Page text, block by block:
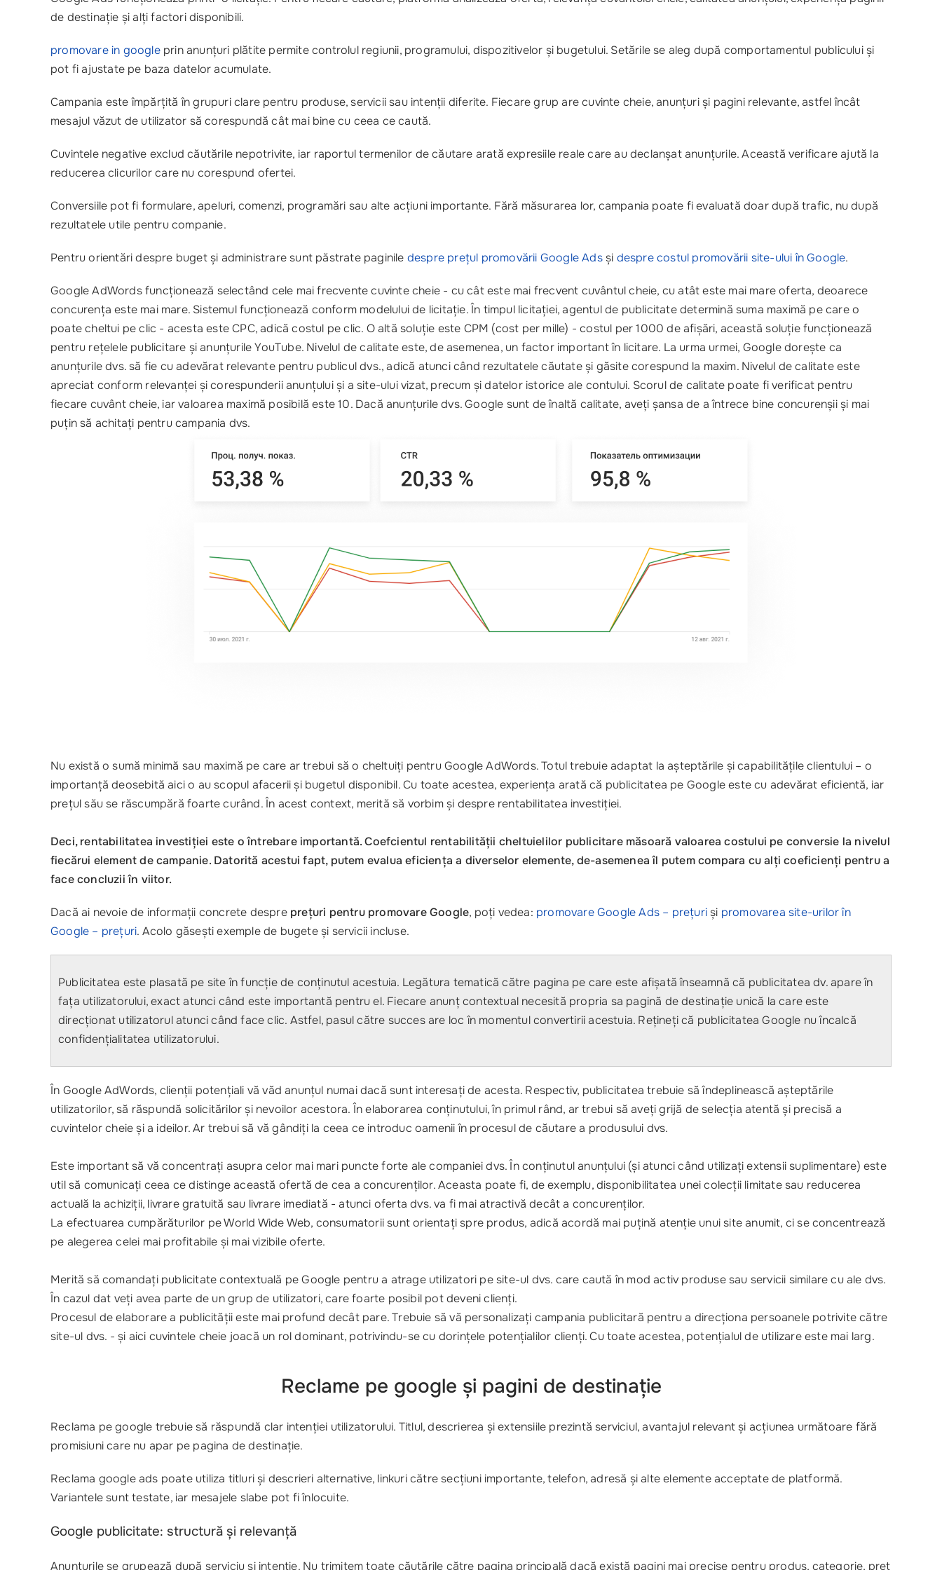
de destinație și alți factori disponibili.
promovare in googleprin anunțuri plătite permite controlul regiunii, programului, dispozitivelor și bugetului. Setările se aleg după comportamentul publicului și
pot fi ajustate pe baza datelor acumulate.
Campania este împărțită în grupuri clare pentru produse, servicii sau intenții diferite. Fiecare grup are cuvinte cheie, anunțuri și pagini relevante, astfel încât
mesajul văzut de utilizator să corespundă cât mai bine cu ceea ce caută.
Cuvintele negative exclud căutările nepotrivite, iar raportul termenilor de căutare arată expresiile reale care au declanșat anunțurile. Această verificare ajută la
reducerea clicurilor care nu corespund ofertei.
Conversiile pot fi formulare, apeluri, comenzi, programări sau alte acțiuni importante. Fără măsurarea lor, campania poate fi evaluată doar după trafic, nu după
rezultatele utile pentru companie.
Pentru orientări despre buget și administrare sunt păstrate paginile despre prețul promovării Google Adsși despre costul promovării site-ului în Google.
Google AdWords funcționează selectând cele mai frecvente cuvinte cheie - cu cât este mai frecvent cuvântul cheie, cu atât este mai mare oferta, deoarece
concurența este mai mare. Sistemul funcționează conform modelului de licitație. În timpul licitației, agentul de publicitate determină suma maximă pe care o
poate cheltui pe clic - acesta este CPC, adică costul pe clic. O altă soluție este CPM (cost per mille) - costul per 1000 de afișări, această soluție funcționează
pentru rețelele publicitare și anunțurile YouTube. Nivelul de calitate este, de asemenea, un factor important în licitare. La urma urmei, Google dorește ca
anunțurile dvs. să fie cu adevărat relevante pentru publicul dvs., adică atunci când rezultatele căutate și găsite corespund la maxim. Nivelul de calitate este
apreciat conform relevanței și corespunderii anunțului și a site-ului vizat, precum și datelor istorice ale contului. Scorul de calitate poate fi verificat pentru
fiecare cuvânt cheie, iar valoarea maximă posibilă este 10. Dacă anunțurile dvs. Google sunt de înaltă calitate, aveți șansa de a întrece bine concurenșii și mai
puțin să achitați pentru campania dvs.
Nu există o sumă minimă sau maximă pe care ar trebui să o cheltuiți pentru Google AdWords. Totul trebuie adaptat la așteptările și capabilitățile clientului – o
importanță deosebită aici o au scopul afacerii și bugetul disponibil. Cu toate acestea, experiența arată că publicitatea pe Google este cu adevărat eficientă, iar
prețul său se răscumpără foarte curând. În acest context, merită să vorbim și despre rentabilitatea investiției.
Deci, rentabilitatea investiției este o întrebare importantă. Coefcientul rentabilității cheltuielilor publicitare măsoară valoarea costului pe conversie la nivelul
fiecărui element de campanie. Datorită acestui fapt, putem evalua eficiența a diverselor elemente, de-asemenea îl putem compara cu alți coeficienți pentru a
face concluzii în viitor.
Dacă ai nevoie de informații concrete despre prețuri pentru promovare Google, poți vedea: promovare Google Ads – prețuriși promovarea site-urilor în
Google – prețuri. Acolo găsești exemple de bugete și servicii incluse.
Publicitatea este plasată pe site în funcție de conținutul acestuia. Legătura tematică către pagina pe care este afișată înseamnă că publicitatea dv. apare în
fața utilizatorului, exact atunci când este importantă pentru el. Fiecare anunț contextual necesită propria sa pagină de destinație unică la care este
direcționat utilizatorul atunci când face clic. Astfel, pasul către succes are loc în momentul convertirii acestuia. Rețineți că publicitatea Google nu încalcă
confidențialitatea utilizatorului.
În Google AdWords, clienții potențiali vă văd anunțul numai dacă sunt interesați de acesta. Respectiv, publicitatea trebuie să îndeplinească așteptările
utilizatorilor, să răspundă solicitărilor și nevoilor acestora. În elaborarea conținutului, în primul rând, ar trebui să aveți grijă de selecția atentă și precisă a
cuvintelor cheie și a ideilor. Ar trebui să vă gândiți la ceea ce introduc oamenii în procesul de căutare a produsului dvs.
Este important să vă concentrați asupra celor mai mari puncte forte ale companiei dvs. În conținutul anunțului (și atunci când utilizați extensii suplimentare) este
util să comunicați ceea ce distinge această ofertă de cea a concurenților. Aceasta poate fi, de exemplu, disponibilitatea unei colecții limitate sau reducerea
actuală la achiziții, livrare gratuită sau livrare imediată - atunci oferta dvs. va fi mai atractivă decât a concurenților.
La efectuarea cumpărăturilor pe World Wide Web, consumatorii sunt orientați spre produs, adică acordă mai puțină atenție unui site anumit, ci se concentrează
pe alegerea celei mai profitabile și mai vizibile oferte.
Merită să comandați publicitate contextuală pe Google pentru a atrage utilizatori pe site-ul dvs. care caută în mod activ produse sau servicii similare cu ale dvs.
În cazul dat veți avea parte de un grup de utilizatori, care foarte posibil pot deveni clienți.
Procesul de elaborare a publicității este mai profund decât pare. Trebuie să vă personalizați campania publicitară pentru a direcționa persoanele potrivite către
site-ul dvs. - și aici cuvintele cheie joacă un rol dominant, potrivindu-se cu dorințele potențialilor clienți. Cu toate acestea, potențialul de utilizare este mai larg.
Reclame pe google și pagini de destinație
Reclama pe google trebuie să răspundă clar intenției utilizatorului. Titlul, descrierea și extensiile prezintă serviciul, avantajul relevant și acțiunea următoare fără
promisiuni care nu apar pe pagina de destinație.
Reclama google ads poate utiliza titluri și descrieri alternative, linkuri către secțiuni importante, telefon, adresă și alte elemente acceptate de platformă.
Variantele sunt testate, iar mesajele slabe pot fi înlocuite.
Google publicitate: structură și relevanță
Anunțurile se grupează după serviciu și intenție. Nu trimitem toate căutările către pagina principală dacă există pagini mai precise pentru produs, categorie, preț